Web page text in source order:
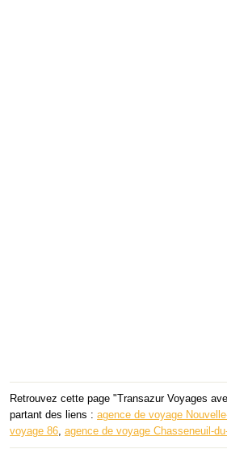
Retrouvez cette page "Transazur Voyages
partant des liens : agence de voyage
voyage 86, agence de voyage Chasseneuil-